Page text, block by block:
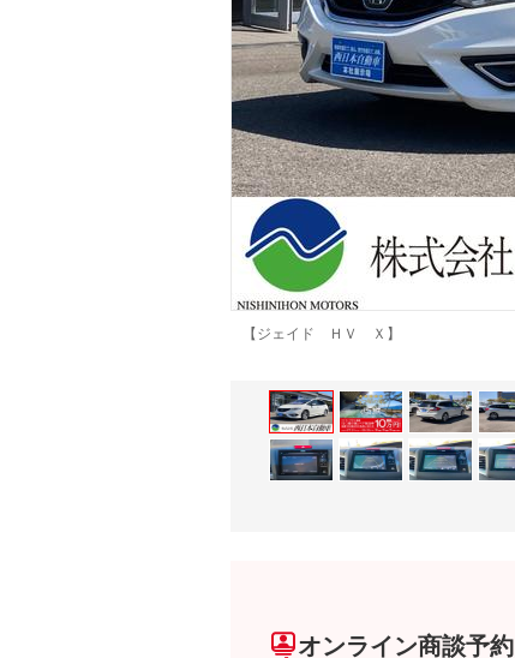
【ジェイド ＨＶ Ｘ】
オンライン商談予約